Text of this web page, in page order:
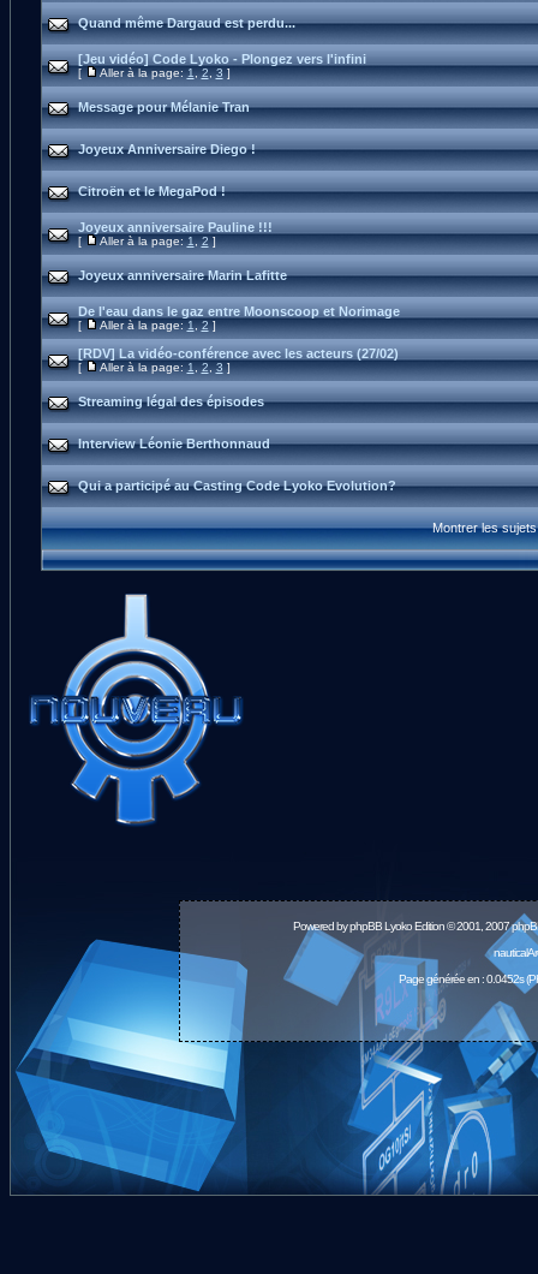
Quand même Dargaud est perdu...
[Jeu vidéo] Code Lyoko - Plongez vers l'infini
[ Aller à la page:1,2,3]
Message pour Mélanie Tran
Joyeux Anniversaire Diego !
Citroën et le MegaPod !
Joyeux anniversaire Pauline !!!
[ Aller à la page:1,2]
Joyeux anniversaire Marin Lafitte
De l'eau dans le gaz entre Moonscoop et Norimage
[ Aller à la page:1,2]
[RDV] La vidéo-conférence avec les acteurs (27/02)
[ Aller à la page:1,2,3]
Streaming légal des épisodes
Interview Léonie Berthonnaud
Qui a participé au Casting Code Lyoko Evolution?
Montrer les
Powered byphpBBLyoko Edition © 2001, 2007
Page générée en : 0.0452s